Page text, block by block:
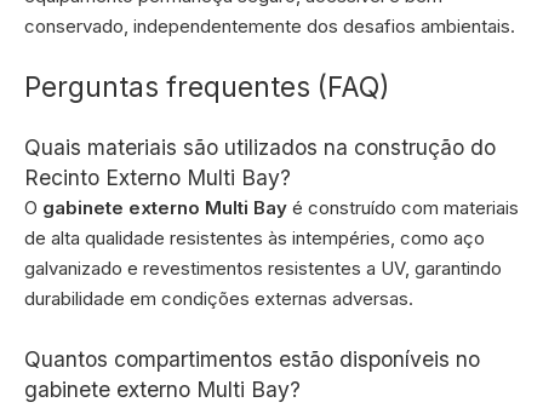
conservado, independentemente dos desafios ambientais.
Perguntas frequentes (FAQ)
Quais materiais são utilizados na construção do
Recinto Externo Multi Bay?
O gabinete externo Multi Bay é construído com materiais
de alta qualidade resistentes às intempéries, como aço
galvanizado e revestimentos resistentes a UV, garantindo
durabilidade em condições externas adversas.
Quantos compartimentos estão disponíveis no
gabinete externo Multi Bay?